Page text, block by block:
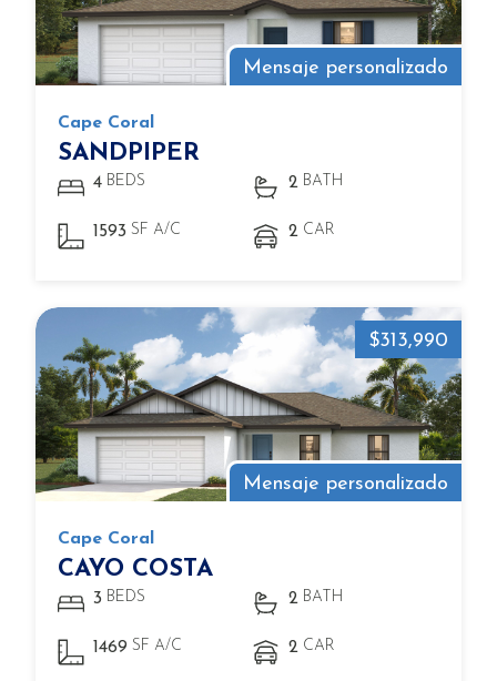
Mensaje personalizado
Cape Coral
SANDPIPER
4 BEDS 2 BATH
1593 SF A/C 2 CAR
Mensaje personalizado
$313,990
Cape Coral
CAYO COSTA
3 BEDS 2 BATH
1469 SF A/C 2 CAR